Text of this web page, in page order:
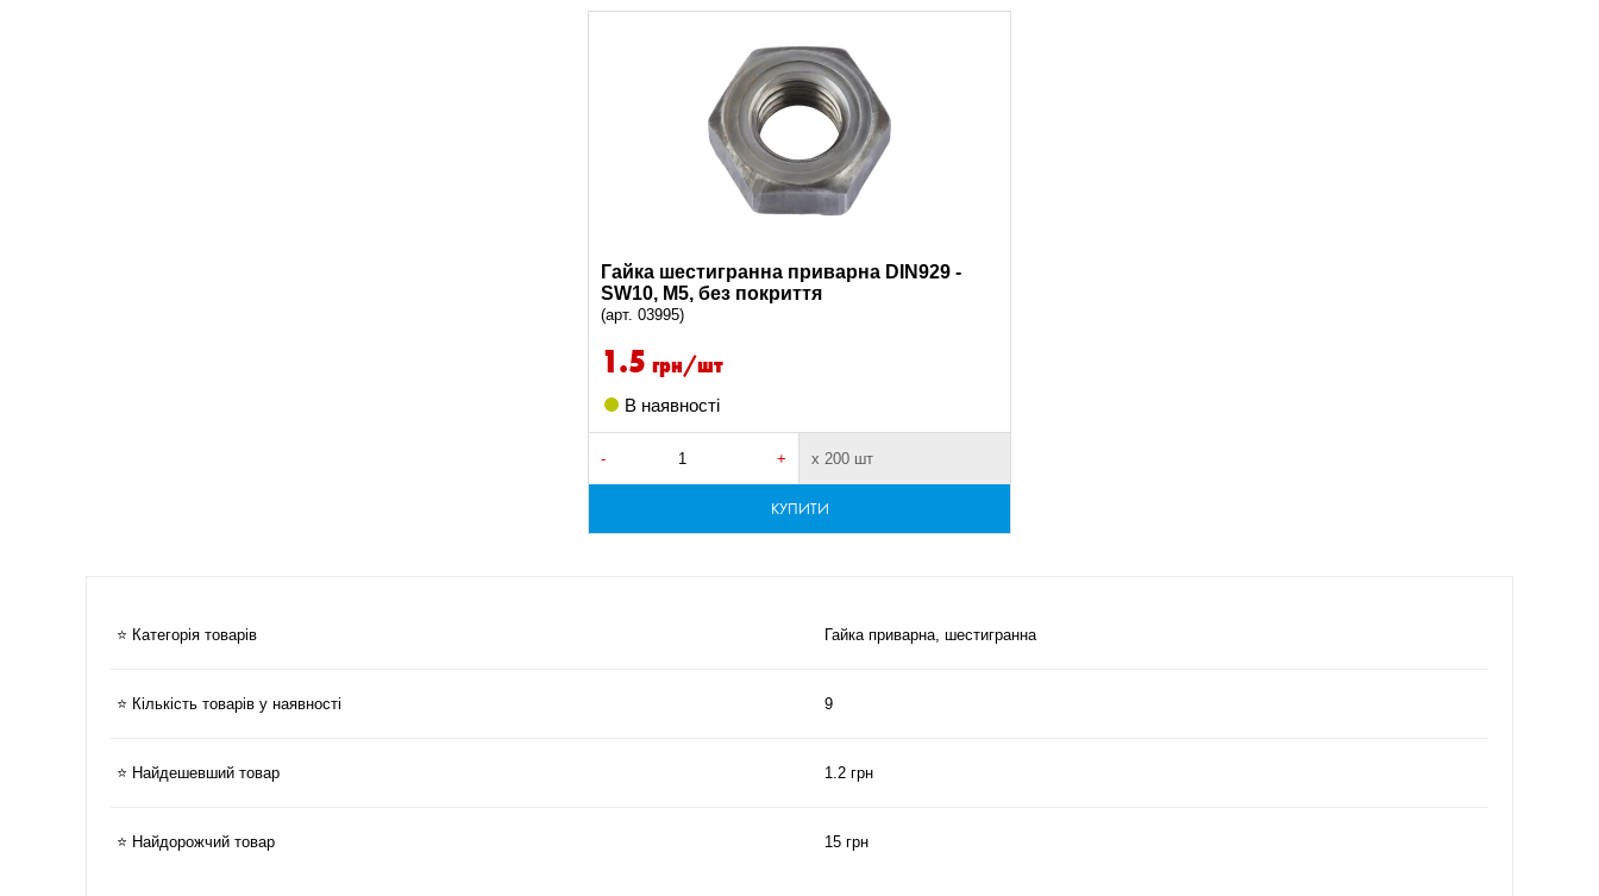
Гайка шестигранна приварна DIN929 -
SW10, M5, без покриття
(арт. 03995)
1.5 грн/шт
В наявності
- + х 200 шт
КУПИТИ
⭐ Категорія товарів Гайка приварна, шестигранна
⭐ Кількість товарів у наявності 9
⭐ Найдешевший товар 1.2 грн
⭐ Найдорожчий товар 15 грн